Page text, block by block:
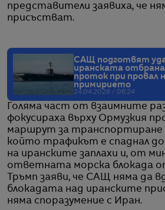
представители заявиха, че
присъстват.
САЩ подготвят
иранската
проток при провал
примирието
24.04.2026 / 06:24
Голяма част от взаимните
фокусираха върху Ормузкия
маршрут за транспортиране
който трафикът е спаднал
на иранските заплахи и, от
ответната морска блокада
Тръмп заяви, че САЩ няма да
блокадата над иранските
няма споразумение с Иран.